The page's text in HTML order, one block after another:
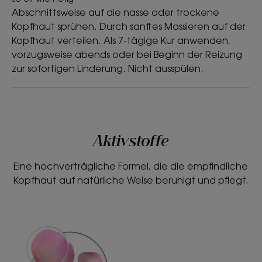
Abschnittsweise auf die nasse oder trockene
Kopfhaut sprühen. Durch sanftes Massieren auf der
Kopfhaut verteilen. Als 7-tägige Kur anwenden,
vorzugsweise abends oder bei Beginn der Reizung
zur sofortigen Linderung. Nicht ausspülen.
Aktivstoffe
Eine hochverträgliche Formel, die die empfindliche
Kopfhaut auf natürliche Weise beruhigt und pflegt.